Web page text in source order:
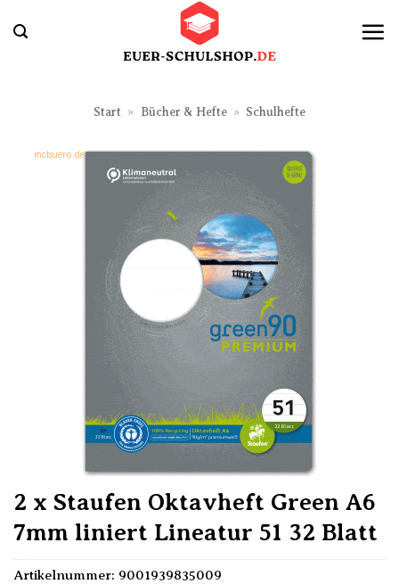
Inhalt
Start » Bücher & Hefte » Schulhefte
2 x Staufen Oktavheft Green A6
7mm liniert Lineatur 51 32 Blatt
Artikelnummer: 9001939835009